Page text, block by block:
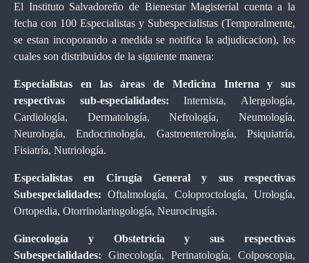
El Instituto Salvadoreño de Bienestar Magisterial cuenta a la
fecha con 100 Especialistas y Subespecialistas (Temporalmente,
se estan incoporando a medida se notifica la adjudicacion), los
cuales son distribuidos de la siguiente manera:
Especialistas en las áreas de Medicina Interna y sus
respectivas sub-especialidades: Internista, Alergología,
Cardiología, Dermatología, Nefrología, Neumología,
Neurología, Endocrinología, Gastroenterología, Psiquiatría,
Fisiatría, Nutriología.
Especialistas en Cirugía General y sus respectivas
Subespecialidades: Oftalmología, Coloproctología, Urología,
Ortopedia, Otorrinolaringología, Neurocirugía.
Ginecología y Obstetricia y sus respectivas
Subespecialidades: Ginecología, Perinatología, Colposcopia,